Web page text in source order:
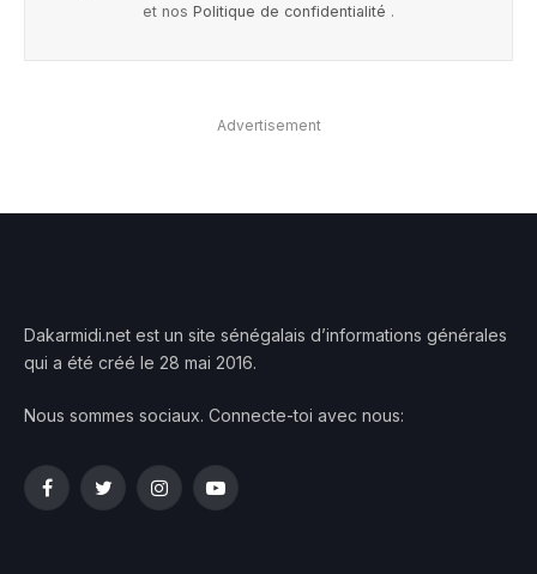
et nos Politique de confidentialité .
Advertisement
Dakarmidi.net est un site sénégalais d’informations générales
qui a été créé le 28 mai 2016.
Nous sommes sociaux. Connecte-toi avec nous:
FacebookTwitterInstagramYouTube